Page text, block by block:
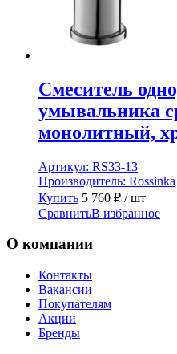
Смеситель
умывальника
монолитный,
Артикул: RS33-13
Производитель: Rossinka
Купить 5 760 ₽ / шт
СравнитьВ избранное
О компании
Контакты
Вакансии
Покупателям
Акции
Бренды